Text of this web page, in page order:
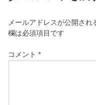
メールアドレスが公開され
欄は必須項目です
コメント*